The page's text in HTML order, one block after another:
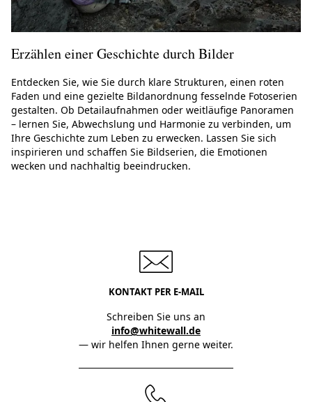
Erzählen einer Geschichte durch Bilder
Entdecken Sie, wie Sie durch klare Strukturen, einen roten
Faden und eine gezielte Bildanordnung fesselnde Fotoserien
gestalten. Ob Detailaufnahmen oder weitläufige Panoramen
– lernen Sie, Abwechslung und Harmonie zu verbinden, um
Ihre Geschichte zum Leben zu erwecken. Lassen Sie sich
inspirieren und schaffen Sie Bildserien, die Emotionen
wecken und nachhaltig beeindrucken.
KONTAKT PER E-MAIL
Schreiben Sie uns an
info@whitewall.de
— wir helfen Ihnen gerne weiter.